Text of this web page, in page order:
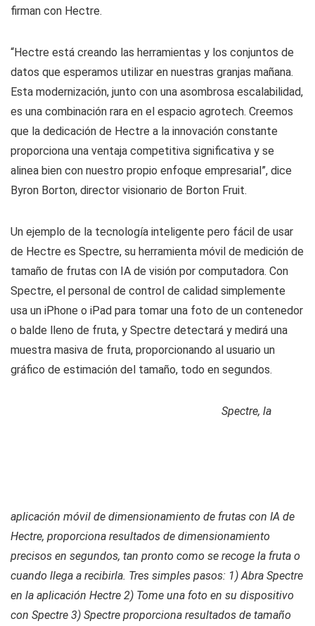
firman con Hectre.
“Hectre está creando las herramientas y los conjuntos de
datos que esperamos utilizar en nuestras granjas mañana.
Esta modernización, junto con una asombrosa escalabilidad,
es una combinación rara en el espacio agrotech. Creemos
que la dedicación de Hectre a la innovación constante
proporciona una ventaja competitiva significativa y se
alinea bien con nuestro propio enfoque empresarial”, dice
Byron Borton, director visionario de Borton Fruit.
Un ejemplo de la tecnología inteligente pero fácil de usar
de Hectre es Spectre, su herramienta móvil de medición de
tamaño de frutas con IA de visión por computadora. Con
Spectre, el personal de control de calidad simplemente
usa un iPhone o iPad para tomar una foto de un contenedor
o balde lleno de fruta, y Spectre detectará y medirá una
muestra masiva de fruta, proporcionando al usuario un
gráfico de estimación del tamaño, todo en segundos.
Spectre, la
aplicación móvil de dimensionamiento de frutas con IA de
Hectre, proporciona resultados de dimensionamiento
precisos en segundos, tan pronto como se recoge la fruta o
cuando llega a recibirla. Tres simples pasos: 1) Abra Spectre
en la aplicación Hectre 2) Tome una foto en su dispositivo
con Spectre 3) Spectre proporciona resultados de tamaño